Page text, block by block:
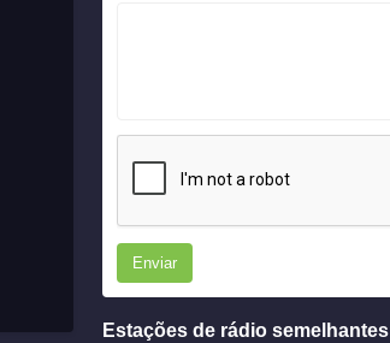
Enviar
Estações de rádio semelhantes